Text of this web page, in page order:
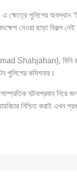
ক্ষেত্রে পুলিশের অবস্থান
নেওয়া ছাড়া বিকল্প
Shahjahan), যিনি
কমিশনার।
ঘটনাপ্রবাহ নিয়ে
নিশ্চিত করাই এখন